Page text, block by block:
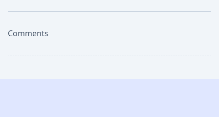
Comments